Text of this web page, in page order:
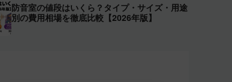
防音室の値段はいくら？タイプ・サイズ・用途
別の費用相場を徹底比較【2026年版】